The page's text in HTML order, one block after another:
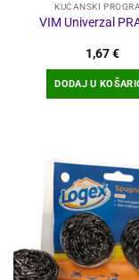
KUĆANSKI
VIM Univerzal
1,67€
DODAJ U